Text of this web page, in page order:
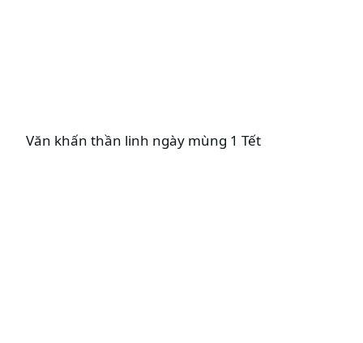
Văn khấn thần linh ngày mùng 1 Tết